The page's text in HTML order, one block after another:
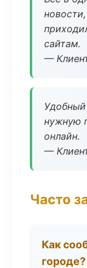
сайтам.
—
нужную
онлайн.
—
Часто
Как
городе?